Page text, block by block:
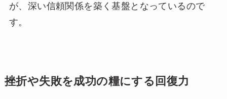
が、深い信頼関係を築く基盤となっているので
す。
挫折や失敗を成功の糧にする回復力